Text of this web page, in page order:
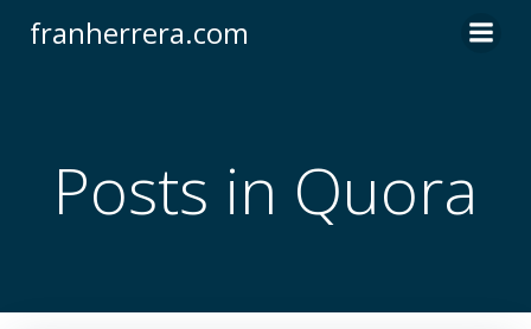
franherrera.com
Posts in Quora